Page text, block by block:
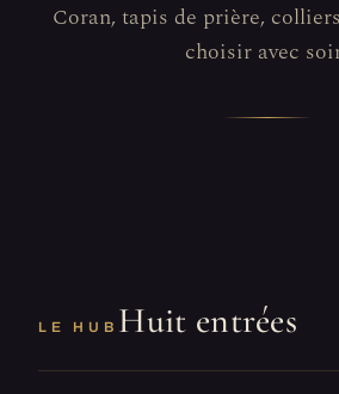
Coran, tapis de prière,
choisir avec
LE HUB Huit entrées